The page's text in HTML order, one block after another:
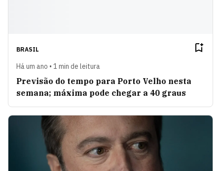
BRASIL
Há um ano • 1 min de leitura
Previsão do tempo para Porto Velho nesta
semana; máxima pode chegar a 40 graus